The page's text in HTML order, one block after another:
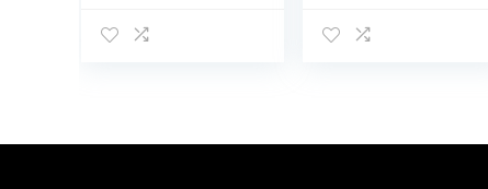
gloeilampen,
P45 240 V globe,
Verwarmingsla